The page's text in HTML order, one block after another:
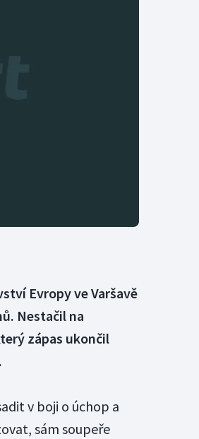
Evropy ve Varšavě
Nestačil na
zápas ukončil
v boji o úchop a
sám soupeře